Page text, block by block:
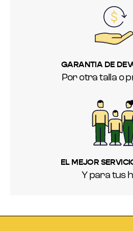
GARANTIA DE
Por otra talla o
EL MEJOR
Y para tus